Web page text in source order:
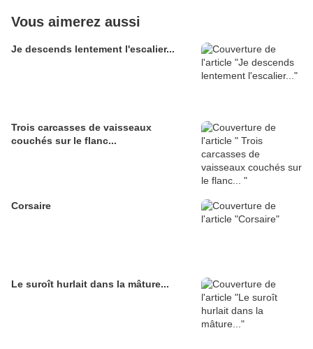
Vous aimerez aussi
Je descends lentement l'escalier...
Trois carcasses de vaisseaux
couchés sur le flanc...
Corsaire
Le suroît hurlait dans la mâture...